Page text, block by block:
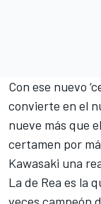
Con ese nuevo
convierte en el
nueve más que
certamen por
Kawasaki una
La de Rea es la